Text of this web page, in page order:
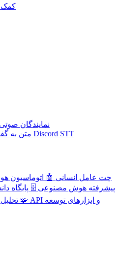
کمک
نمایندگان
متن به ربات Discord STT
چت عامل انسانی 🤖 اتوماسیون
پیشرفته هوش مصنوعی 🗄️ پایگاه
🧩 API و ابزارهای توسعه